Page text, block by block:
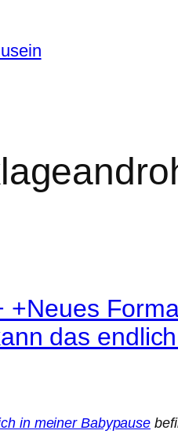
+Neues
das
in meiner Babypause